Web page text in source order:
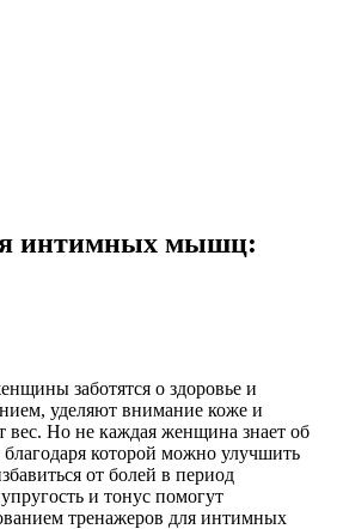
интимных мышц:
заботятся о здоровье и
уделяют внимание коже и
вес. Но не каждая женщина знает об
которой можно улучшить
от болей в период
и тонус помогут
тренажеров для интимных